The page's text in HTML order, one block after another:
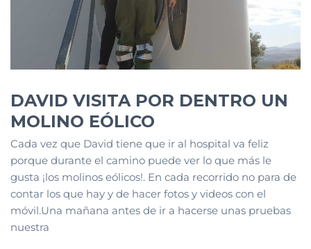
DAVID VISITA POR DENTRO UN
MOLINO EÓLICO
Cada vez que David tiene que ir al hospital va feliz
porque durante el camino puede ver lo que más le
gusta ¡los molinos eólicos!. En cada recorrido no para de
contar los que hay y de hacer fotos y videos con el
móvil.Una mañana antes de ir a hacerse unas pruebas
nuestra